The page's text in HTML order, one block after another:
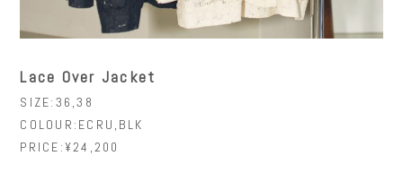
Lace Over Jacket
SIZE:36,38
COLOUR:ECRU,BLK
PRICE:¥24,200